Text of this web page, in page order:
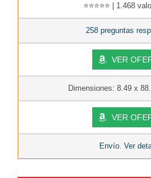
⭐⭐⭐⭐⭐ | 1.468
258 preguntas
VER
Dimensiones: 8.49 x
VER
Envío. Ver